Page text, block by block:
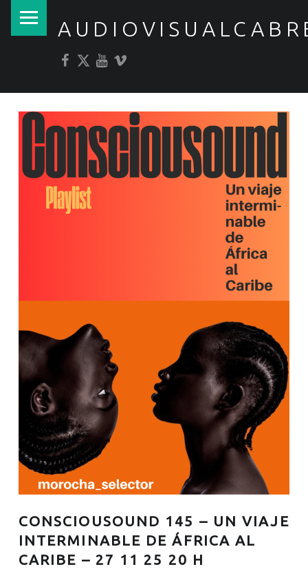
CONSCIOUSOUND 145 – UN VIAJE
INTERMINABLE DE ÁFRICA AL
CARIBE – 27 11 25 20 H